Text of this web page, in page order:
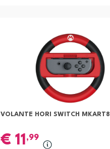
VOLANTE HORI SWITCH MKART8
€ 11,99